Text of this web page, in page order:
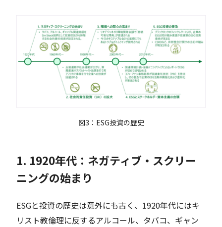
図3：ESG投資の歴史
1. 1920年代：ネガティブ・スクリー
ニングの始まり
ESGと投資の歴史は意外にも古く、1920年代にはキ
リスト教倫理に反するアルコール、タバコ、ギャン